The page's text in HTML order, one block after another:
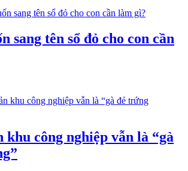
sang tên sổ đỏ cho con cần
khu công nghiệp vẫn là “gà